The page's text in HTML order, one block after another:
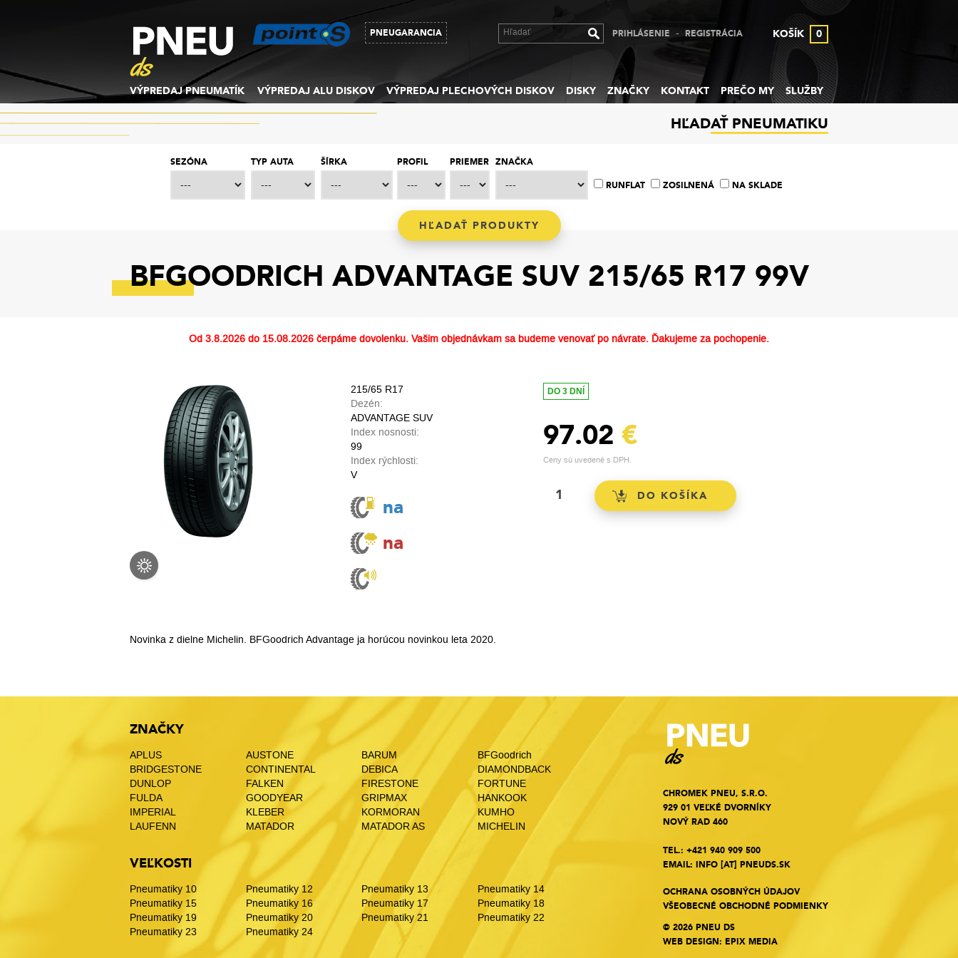
PNEUGARANCIA PRIHLÁSENIE - REGISTRÁCIA KOŠÍK 0
VÝPREDAJ PNEUMATÍK VÝPREDAJ ALU DISKOV VÝPREDAJ PLECHOVÝCH DISKOV DISKY ZNAČKY KONTAKT PREČO MY SLUŽBY
HĽADAŤ PNEUMATIKU
SEZÓNA TYP AUTA ŠÍRKA PROFIL PRIEMER ZNAČKA
RUNFLAT ZOSILNENÁ NA SKLADE
BFGOODRICH ADVANTAGE SUV 215/65 R17 99V
Od 3.8.2026 do 15.08.2026 čerpáme dovolenku. Vašim objednávkam sa budeme venovať po návrate. Ďakujeme za pochopenie.
215/65 R17
Dezén:
ADVANTAGE SUV
Index nosnosti:
99
Index rýchlosti:
V
na
na
DO 3 DNÍ
97.02 €
Ceny sú uvedené s DPH.
Novinka z dielne Michelin. BFGoodrich Advantage ja horúcou novinkou leta 2020.
ZNAČKY
APLUS AUSTONE BARUM
BFGoodrich
BRIDGESTONE
CONTINENTAL DEBICA
DIAMONDBACK
DUNLOP
FALKEN FIRESTONE
FORTUNE
FULDA
GOODYEAR GRIPMAX
HANKOOK
IMPERIAL
KLEBER KORMORAN
KUMHO
LAUFENN
MATADOR MATADOR AS MICHELIN
VEĽKOSTI
Pneumatiky 10 Pneumatiky 12 Pneumatiky 13
Pneumatiky 14
Pneumatiky 15
Pneumatiky 16 Pneumatiky 17
Pneumatiky 18
Pneumatiky 19
Pneumatiky 20 Pneumatiky 21
Pneumatiky 22
Pneumatiky 23
Pneumatiky 24
CHROMEK PNEU, S.R.O.
929 01 VEĽKÉ DVORNÍKY
NOVÝ RAD 460
TEL.: +421 940 909 500
EMAIL: INFO [AT] PNEUDS.SK
OCHRANA OSOBNÝCH ÚDAJOV
VŠEOBECNÉ OBCHODNÉ PODMIENKY
© 2026 PNEU DS
WEB DESIGN: EPIX MEDIA